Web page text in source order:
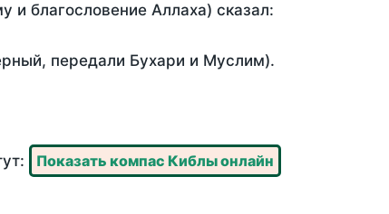
и благословение Аллаха) сказал:
передали Бухари и Муслим).
Показать компас Киблы онлайн